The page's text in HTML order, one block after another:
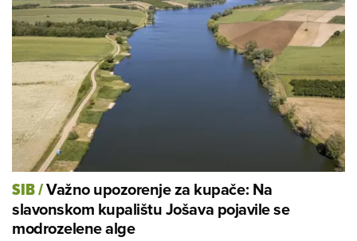
SIB/Važno upozorenje za kupače: Na
slavonskom kupalištu Jošava pojavile se
modrozelene alge